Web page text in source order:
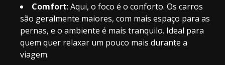
Comfort: Aqui, o foco é o conforto. Os carros
são geralmente maiores, com mais espaço para as
pernas, e o ambiente é mais tranquilo. Ideal para
quem quer relaxar um pouco mais durante a
viagem.